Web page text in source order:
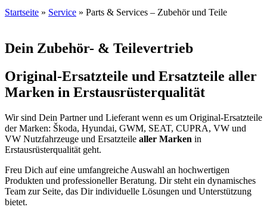
Startseite » Service » Parts & Services – Zubehör und Teile
Dein Zubehör- & Teilevertrieb
Original-Ersatzteile und Ersatzteile aller
Marken in Erstausrüsterqualität
Wir sind Dein Partner und Lieferant wenn es um Original-Ersatzteile
der Marken: Škoda, Hyundai, GWM, SEAT, CUPRA, VW und
VW Nutzfahrzeuge und Ersatzteile aller Marken in
Erstausrüsterqualität geht.
Freu Dich auf eine umfangreiche Auswahl an hochwertigen
Produkten und professioneller Beratung. Dir steht ein dynamisches
Team zur Seite, das Dir individuelle Lösungen und Unterstützung
bietet.